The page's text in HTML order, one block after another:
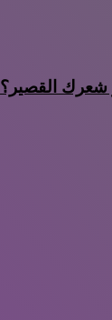
القصير؟